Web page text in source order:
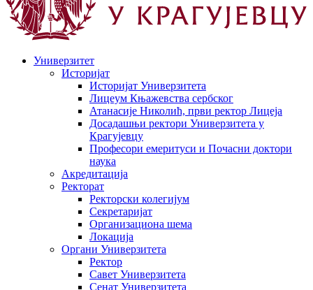
Универзитет
Историјат
Историјат Универзитета
Лицеум Књажевства сербског
Атанасије Николић, први ректор Лицеја
Досадашњи ректори Универзитета у
Крагујевцу
Професори емеритуси и Почасни доктори
наука
Акредитација
Ректорат
Ректорски колегијум
Секретаријат
Организациона шема
Локација
Органи Универзитета
Ректор
Савет Универзитета
Сенат Универзитета